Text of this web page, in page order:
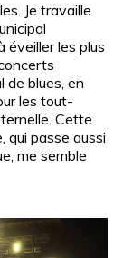
Je travaille
éveiller les plus
de blues, en
les tout-
Cette
qui passe aussi
me semble